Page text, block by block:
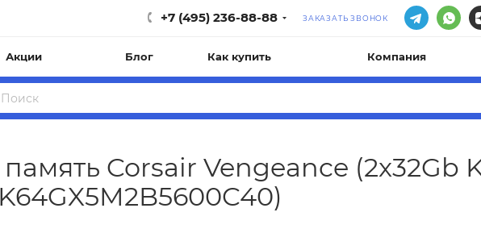
+7 (495) 236-88-88 ЗАКАЗАТЬ ЗВОНОК
Акции Блог Как купить Компания
Corsair Vengeance (2x32Gb